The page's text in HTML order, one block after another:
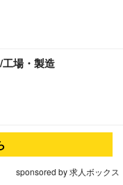
場・製造
sponsored by 求人ボックス